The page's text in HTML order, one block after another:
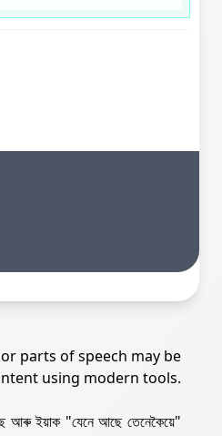
parts of speech may be
using modern tools.
আৰু ইয়াক "যেনে আছে তেনেকৈয়ে"